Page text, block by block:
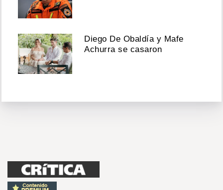
Diego De Obaldía y Mafe
Achurra se casaron